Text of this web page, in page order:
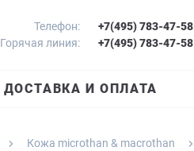
Телефон:
+7(495) 783-47-58
Горячая линия:
+7(495) 783-47-58
ДОСТАВКА И ОПЛАТА
Кожа microthan & macrothan